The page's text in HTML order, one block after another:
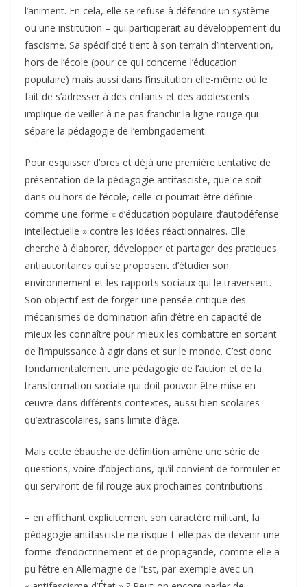
l’animent. En cela, elle se refuse à défendre un système –
ou une institution – qui participerait au développement du
fascisme. Sa spécificité tient à son terrain d’intervention,
hors de l’école (pour ce qui concerne l’éducation
populaire) mais aussi dans l’institution elle-même où le
fait de s’adresser à des enfants et des adolescents
implique de veiller à ne pas franchir la ligne rouge qui
sépare la pédagogie de l’embrigadement.
Pour esquisser d’ores et déjà une première tentative de
présentation de la pédagogie antifasciste, que ce soit
dans ou hors de l’école, celle-ci pourrait être définie
comme une forme « d’éducation populaire d’autodéfense
intellectuelle » contre les idées réactionnaires. Elle
cherche à élaborer, développer et partager des pratiques
antiautoritaires qui se proposent d’étudier son
environnement et les rapports sociaux qui le traversent.
Son objectif est de forger une pensée critique des
mécanismes de domination afin d’être en capacité de
mieux les connaître pour mieux les combattre en sortant
de l’impuissance à agir dans et sur le monde. C’est donc
fondamentalement une pédagogie de l’action et de la
transformation sociale qui doit pouvoir être mise en
œuvre dans différents contextes, aussi bien scolaires
qu’extrascolaires, sans limite d’âge.
Mais cette ébauche de définition amène une série de
questions, voire d’objections, qu’il convient de formuler et
qui serviront de fil rouge aux prochaines contributions :
– en affichant explicitement son caractère militant, la
pédagogie antifasciste ne risque-t-elle pas de devenir une
forme d’endoctrinement et de propagande, comme elle a
pu l’être en Allemagne de l’Est, par exemple avec un